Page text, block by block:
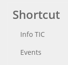
Shortcut
Info TIC
Events